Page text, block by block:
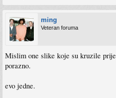
ming
Veteran foruma
Mislim one slike koje su kruzile
porazno.
evo jedne.